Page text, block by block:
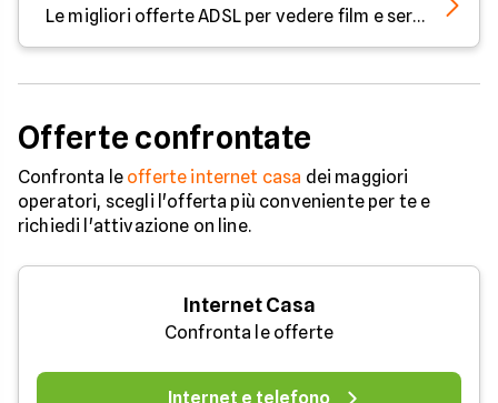
Le migliori offerte ADSL per vedere film e serie TV in streaming
Offerte confrontate
Confronta le offerte internet casa dei maggiori
operatori, scegli l'offerta più conveniente per te e
richiedi l'attivazione on line.
Internet Casa
Confronta le offerte
Internet e telefono